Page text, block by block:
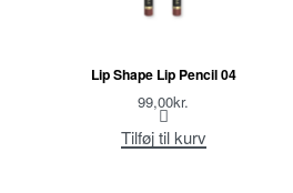
Lip Shape Lip Pencil 04
99,00kr.
Tilføj til kurv